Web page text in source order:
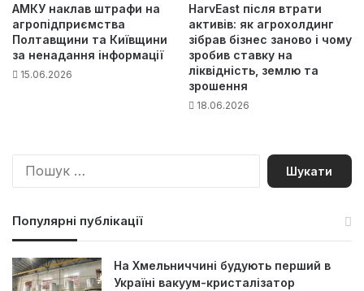
АМКУ наклав штрафи на
агропідприємства
Полтавщини та Київщини
за ненадання інформації
15.06.2026
HarvEast після втрати
активів: як агрохолдинг
зібрав бізнес заново і чому
зробив ставку на
ліквідність, землю та
зрошення
18.06.2026
П
Популярні публікації
На Хмельниччині будують перший в
Україні вакуум-кристалізатор